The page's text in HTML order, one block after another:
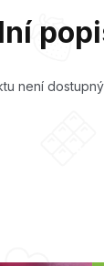
není dostupný